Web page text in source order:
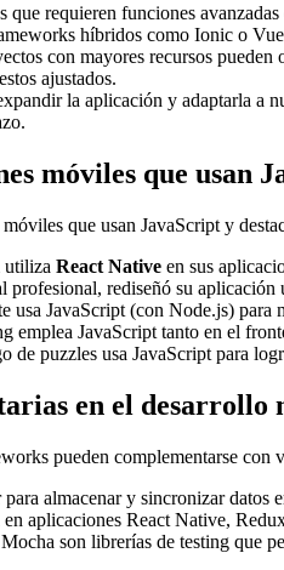
que requieren funciones
híbridos como Ionic o
con mayores recursos
ajustados.
la aplicación y adaptarla a
móviles que usan
que usan JavaScript y
utiliza React Native en sus
profesional, rediseñó su
usa JavaScript (con Node.js)
emplea JavaScript tanto en el
de puzzles usa JavaScript para
en el
pueden complementarse con
almacenar y sincronizar
aplicaciones React Native,
son librerías de testing que